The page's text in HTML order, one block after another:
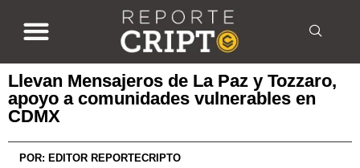
Llevan Mensajeros de La Paz y Tozzaro,
apoyo a comunidades vulnerables en
CDMX
POR: EDITOR REPORTECRIPTO